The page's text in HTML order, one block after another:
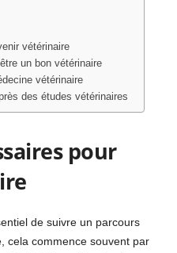
vétérinaire
un bon vétérinaire
vétérinaire
des études vétérinaires
pour
de suivre un parcours
cela commence souvent par